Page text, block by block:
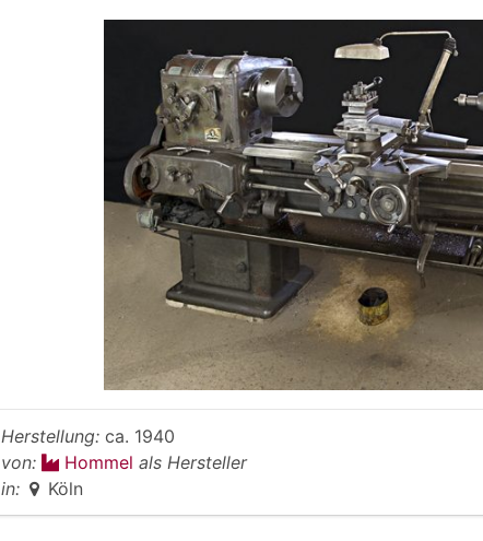
Herstellung: ca. 1940
von:
Hommel als Hersteller
in:
Köln